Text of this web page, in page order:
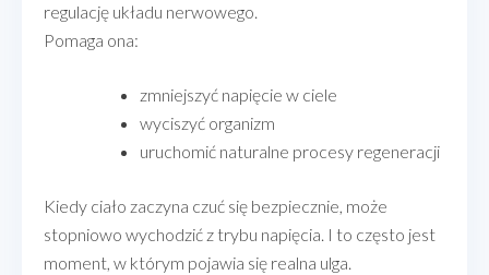
regulację układu nerwowego.
Pomaga ona:
zmniejszyć napięcie w ciele
wyciszyć organizm
uruchomić naturalne procesy regeneracji
Kiedy ciało zaczyna czuć się bezpiecznie, może
stopniowo wychodzić z trybu napięcia. I to często jest
moment, w którym pojawia się realna ulga.